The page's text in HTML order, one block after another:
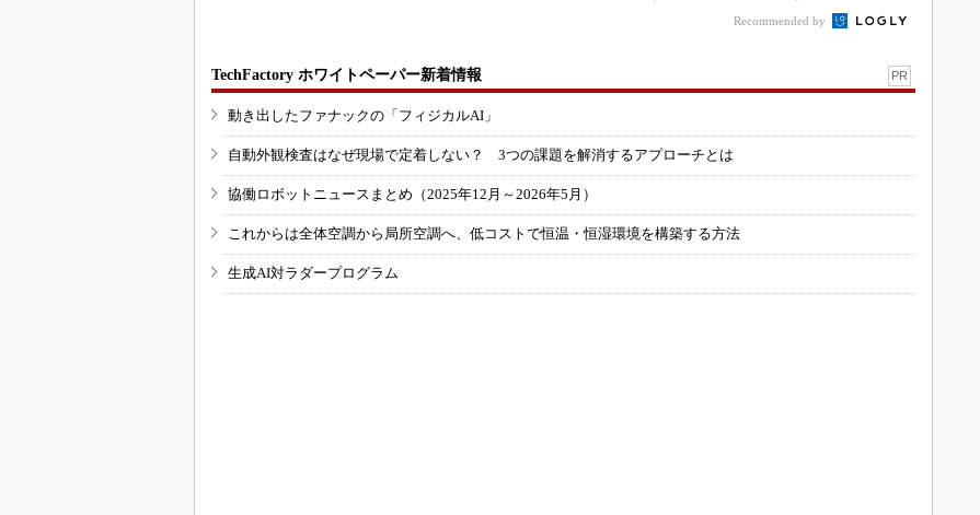
Recommended by
TechFactory ホワイトペーパー新着情報 PR
動き出したファナックの「フィジカルAI」
自動外観検査はなぜ現場で定着しない？ 3つの課題を解消するアプローチとは
協働ロボットニュースまとめ（2025年12月～2026年5月）
これからは全体空調から局所空調へ、低コストで恒温・恒湿環境を構築する方法
生成AI対ラダープログラム